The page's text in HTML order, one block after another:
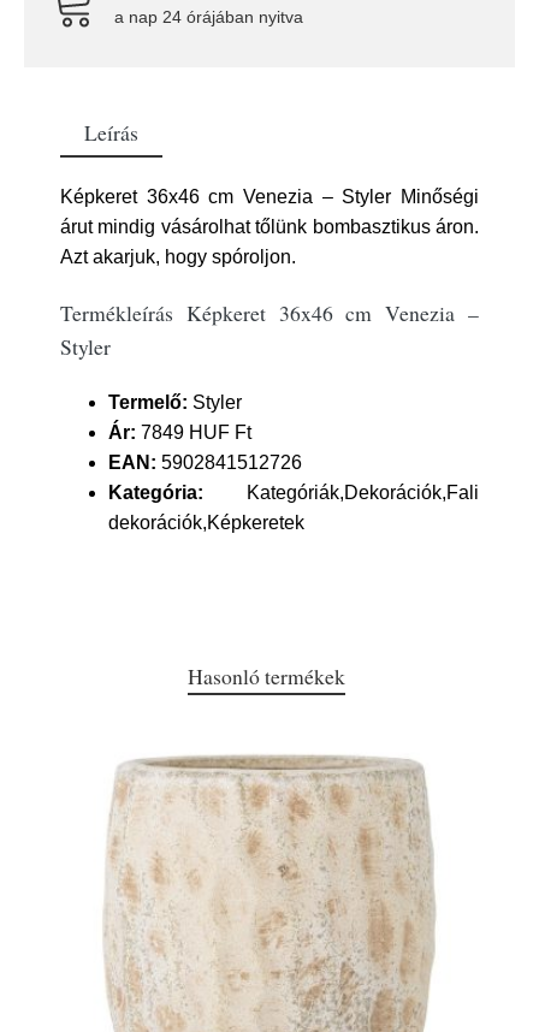
a nap 24 órájában nyitva
Leírás
Képkeret 36x46 cm Venezia – Styler Minőségi
árut mindig vásárolhat tőlünk bombasztikus áron.
Azt akarjuk, hogy spóroljon.
Termékleírás Képkeret 36x46 cm Venezia –
Styler
Termelő: Styler
Ár: 7849 HUF Ft
EAN: 5902841512726
Kategória: Kategóriák,Dekorációk,Fali
dekorációk,Képkeretek
Hasonló termékek